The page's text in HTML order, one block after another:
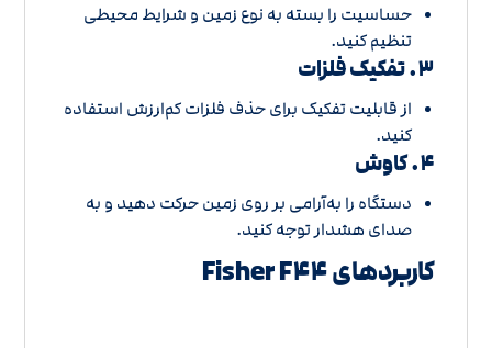
حساسیت را بسته به نوع زمین و شرایط محیطی
تنظیم کنید.
۳. تفکیک فلزات
از قابلیت تفکیک برای حذف فلزات کم‌ارزش استفاده
کنید.
۴. کاوش
دستگاه را به‌آرامی بر روی زمین حرکت دهید و به
صدای هشدار توجه کنید.
کاربردهای Fisher F۴۴